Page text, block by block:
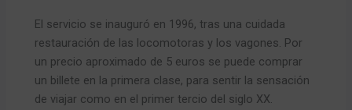
El servicio se inauguró en 1996, tras una cuidada
restauración de las locomotoras y los vagones. Por
un precio aproximado de 5 euros se puede comprar
un billete en la primera clase, para sentir la sensación
de viajar como en el primer tercio del siglo XX.